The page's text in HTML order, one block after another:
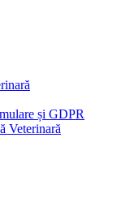
și GDPR
Veterinară